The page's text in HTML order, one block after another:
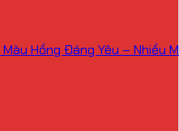
Hồng Đáng Yêu – Nhiều